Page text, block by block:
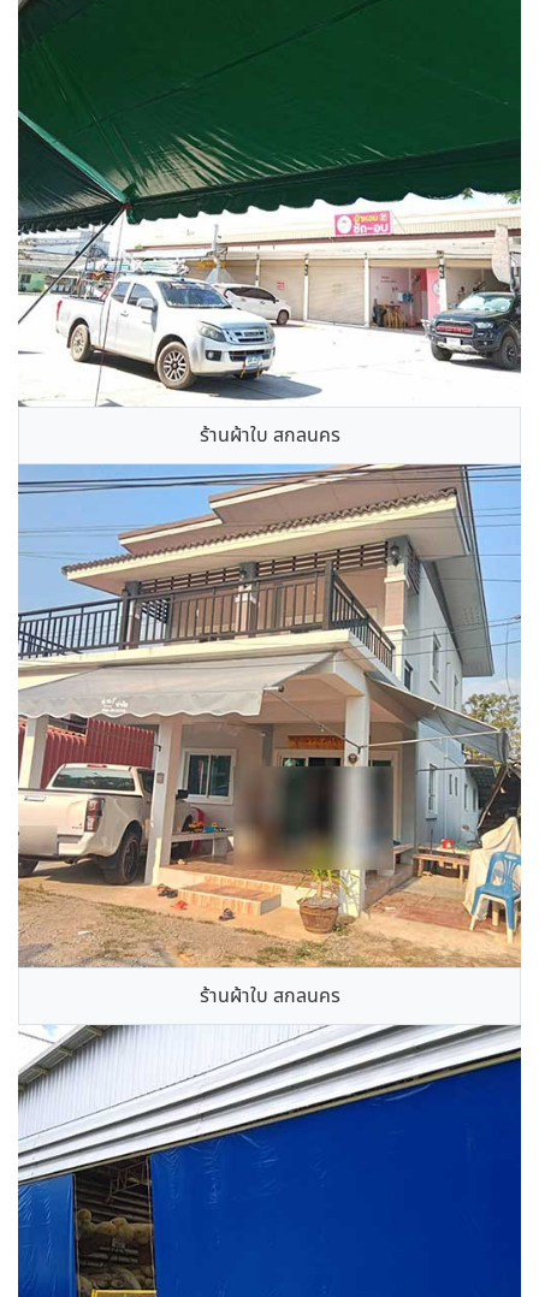
ร้านผ้าใบ สกลนคร
ร้านผ้าใบ สกลนคร